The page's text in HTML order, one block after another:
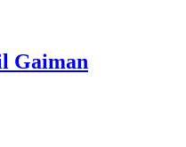
Gaiman